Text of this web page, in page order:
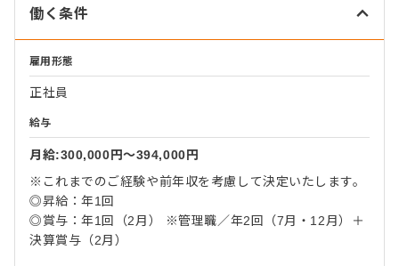
働く条件
雇用形態
正社員
給与
月給:300,000円〜394,000円
※これまでのご経験や前年収を考慮して決定いたします。
◎昇給：年1回
◎賞与：年1回（2月） ※管理職／年2回（7月・12月）＋
決算賞与（2月）